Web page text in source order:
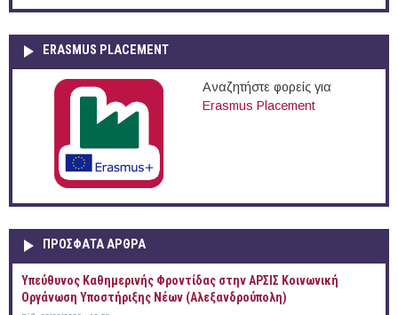
ERASMUS PLACEMENT
Αναζητήστε φορείς για
Erasmus Placement
ΠΡOΣΦΑΤΑ AΡΘΡΑ
Yπεύθυνος Καθημερινής Φροντίδας στην ΑΡΣΙΣ Κοινωνική
Οργάνωση Υποστήριξης Νέων (Αλεξανδρούπολη)